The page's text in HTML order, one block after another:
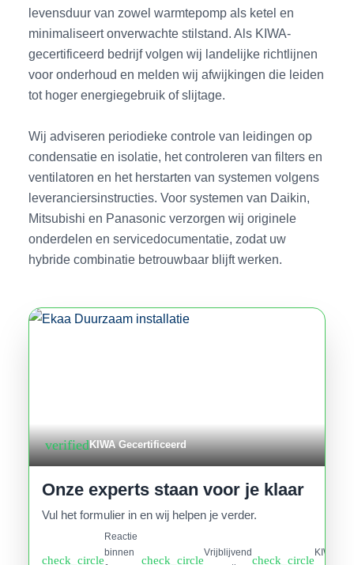
levensduur van zowel warmtepomp als ketel en
minimaliseert onverwachte stilstand. Als KIWA-
gecertificeerd bedrijf volgen wij landelijke richtlijnen
voor onderhoud en melden wij afwijkingen die leiden
tot hoger energiegebruik of slijtage.
Wij adviseren periodieke controle van leidingen op
condensatie en isolatie, het controleren van filters en
ventilatoren en het herstarten van systemen volgens
leveranciersinstructies. Voor systemen van Daikin,
Mitsubishi en Panasonic verzorgen wij originele
onderdelen en servicedocumentatie, zodat uw
hybride combinatie betrouwbaar blijft werken.
verifiedKIWA Gecertificeerd
Onze experts staan voor je klaar
Vul het formulier in en wij helpen je verder.
check_circle
Reactie
binnen
check_circle
Vrijblijvend
check_circle
KIWA